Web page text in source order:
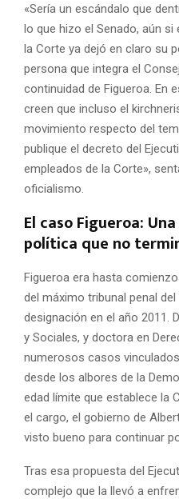
«Sería un escándalo que
lo que hizo el Senado, aún
la Corte ya dejó en claro su
persona que integra el
continuidad de Figueroa. En
creen que incluso el
movimiento respecto del
publique el decreto del
empleados de la Corte»,
oficialismo.
El caso Figueroa:
política que no
Figueroa era hasta
del máximo tribunal penal
designación en el año 2011.
y Sociales, y doctora en
numerosos casos
desde los albores de la
edad límite que establece la
el cargo, el gobierno de
visto bueno para continuar
Tras esa propuesta del
complejo que la llevó a